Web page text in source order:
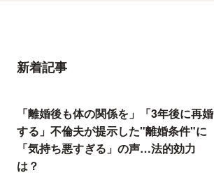
新着記事
「離婚後も体の関係を」「3年後に再婚
する」不倫夫が提示した"離婚条件"に
「気持ち悪すぎる」の声…法的効力
は？